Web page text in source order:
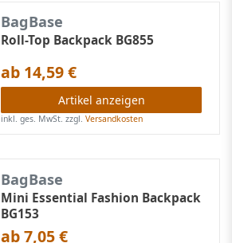
BagBase
Roll-Top Backpack BG855
ab 14,59 €
Artikel anzeigen
inkl. ges. MwSt. zzgl.Versandkosten
BagBase
Mini Essential Fashion Backpack
BG153
ab 7,05 €